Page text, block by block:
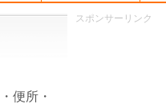
便所・
スポンサーリンク